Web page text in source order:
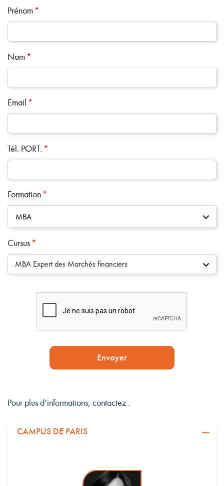
Prénom *
Nom *
Email *
Tél. PORT. *
Formation *
MBA
Cursus *
MBA Expert des Marchés financiers
Envoyer
Pour plus d’informations, contactez :
CAMPUS DE PARIS